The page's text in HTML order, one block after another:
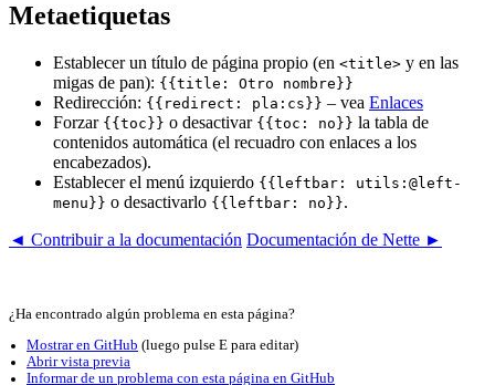
Metaetiquetas
Establecer un título de página propio (en <title> y en las
migas de pan): {{title: Otro nombre}}
Redirección: {{redirect: pla:cs}} – vea Enlaces
Forzar {{toc}} o desactivar {{toc: no}} la tabla de
contenidos automática (el recuadro con enlaces a los
encabezados).
Establecer el menú izquierdo {{leftbar: utils:@left-
menu}} o desactivarlo {{leftbar: no}}.
◄ Contribuir a la documentación Documentación de Nette ►